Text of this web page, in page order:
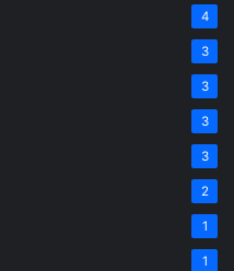
4
3
3
3
3
2
1
1